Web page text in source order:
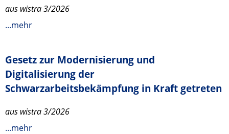
aus wistra 3/2026
...mehr
Gesetz zur Modernisierung und
Digitalisierung der
Schwarzarbeitsbekämpfung in Kraft getreten
aus wistra 3/2026
...mehr